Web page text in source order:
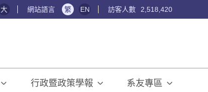
大 網站語言 繁 EN 訪客人數 2,518,420
行政暨政策學報 系友專區